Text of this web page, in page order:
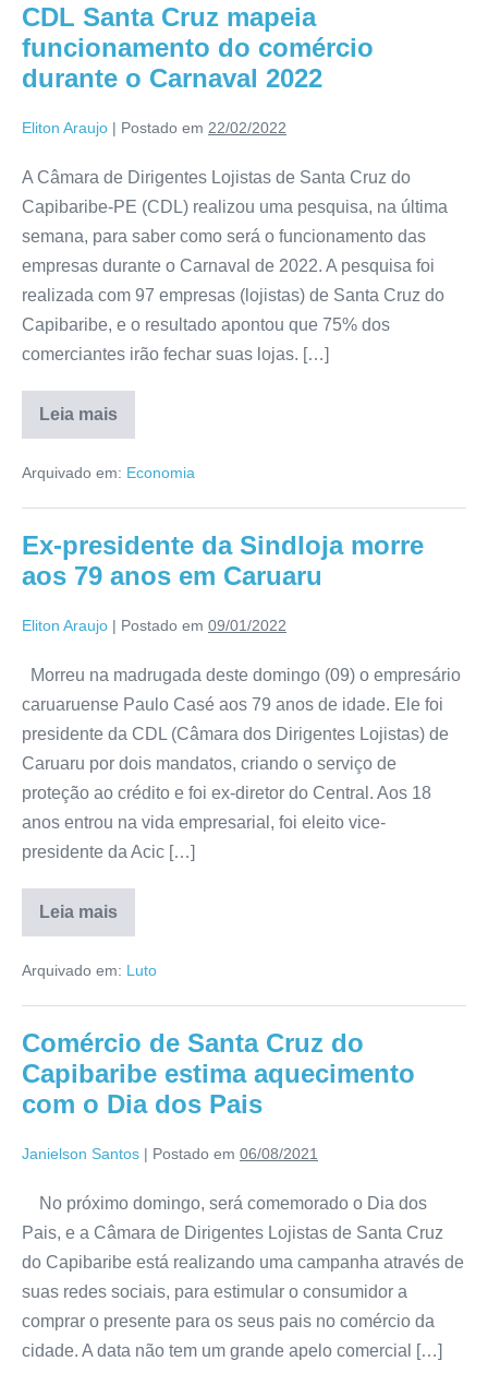
CDL Santa Cruz mapeia
funcionamento do comércio
durante o Carnaval 2022
Eliton Araujo | Postado em 22/02/2022
A Câmara de Dirigentes Lojistas de Santa Cruz do
Capibaribe-PE (CDL) realizou uma pesquisa, na última
semana, para saber como será o funcionamento das
empresas durante o Carnaval de 2022. A pesquisa foi
realizada com 97 empresas (lojistas) de Santa Cruz do
Capibaribe, e o resultado apontou que 75% dos
comerciantes irão fechar suas lojas. […]
Leia mais
Arquivado em: Economia
Ex-presidente da Sindloja morre
aos 79 anos em Caruaru
Eliton Araujo | Postado em 09/01/2022
Morreu na madrugada deste domingo (09) o empresário
caruaruense Paulo Casé aos 79 anos de idade. Ele foi
presidente da CDL (Câmara dos Dirigentes Lojistas) de
Caruaru por dois mandatos, criando o serviço de
proteção ao crédito e foi ex-diretor do Central. Aos 18
anos entrou na vida empresarial, foi eleito vice-
presidente da Acic […]
Leia mais
Arquivado em: Luto
Comércio de Santa Cruz do
Capibaribe estima aquecimento
com o Dia dos Pais
Janielson Santos | Postado em 06/08/2021
No próximo domingo, será comemorado o Dia dos
Pais, e a Câmara de Dirigentes Lojistas de Santa Cruz
do Capibaribe está realizando uma campanha através de
suas redes sociais, para estimular o consumidor a
comprar o presente para os seus pais no comércio da
cidade. A data não tem um grande apelo comercial […]